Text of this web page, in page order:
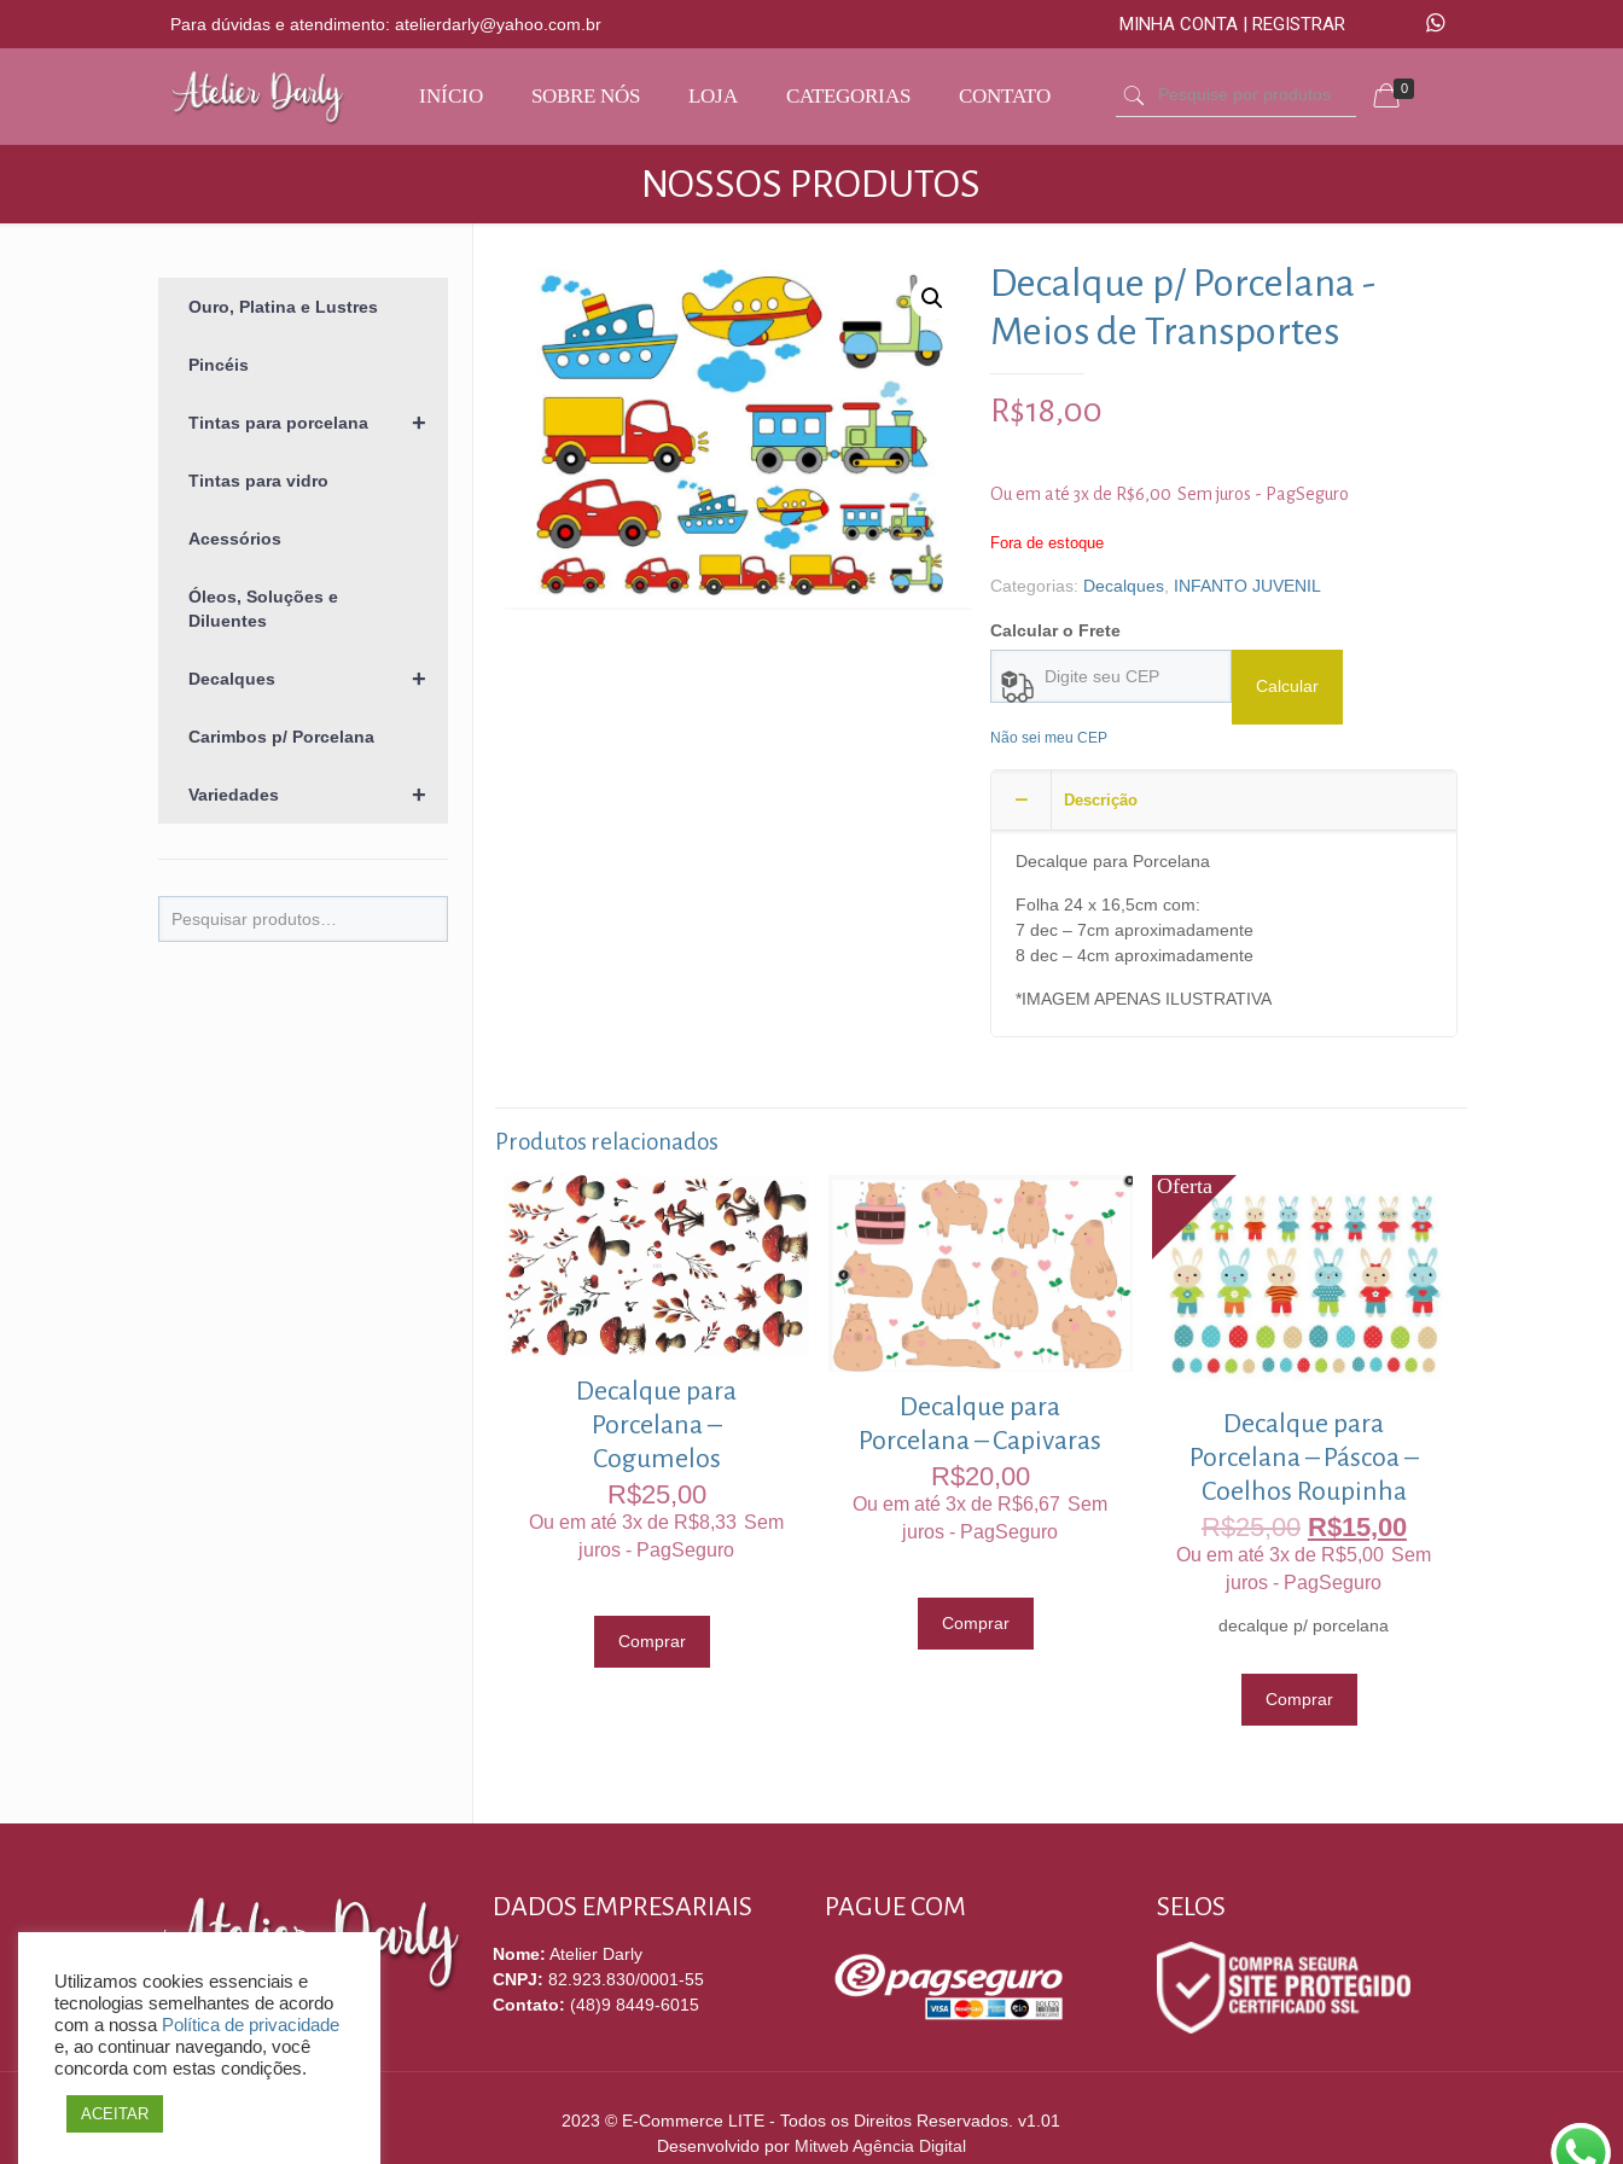
Para dúvidas e atendimento: atelierdarly@yahoo.com.br MINHA CONTA | REGISTRAR
INÍCIO SOBRE NÓS LOJA CATEGORIAS CONTATO 0
NOSSOS PRODUTOS
Decalque p/ Porcelana -
Meios de Transportes
R$18,00
Ou em até 3x de R$6,00 Sem juros - PagSeguro
Fora de estoque
Categorias: Decalques INFANTO JUVENIL
Calcular o Frete
Calcular
Não sei meu CEP
Descrição
Decalque para Porcelana
Folha 24 x 16,5cm com:
7 dec – 7cm aproximadamente
8 dec – 4cm aproximadamente
*IMAGEM APENAS ILUSTRATIVA
Produtos relacionados
Decalque para
Porcelana –
Cogumelos
R$25,00
Ou em até 3x de R$8,33 Sem
juros - PagSeguro
Comprar
Decalque para
Porcelana – Capivaras
R$20,00
Ou em até 3x de R$6,67 Sem
juros - PagSeguro
Comprar
Decalque para
Porcelana – Páscoa –
Coelhos Roupinha
R$25,00 R$15,00
Ou em até 3x de R$5,00 Sem
juros - PagSeguro
decalque p/ porcelana
Comprar
Ouro, Platina e Lustres
Pincéis
+
Tintas para porcelana
Tintas para vidro
Acessórios
Óleos, Soluções e
Diluentes
+
Decalques
Carimbos p/ Porcelana
+
Variedades
DADOS EMPRESARIAIS
Nome: Atelier Darly
CNPJ: 82.923.830/0001-55
Contato: (48)9 8449-6015
PAGUE COM SELOS
2023 © E-Commerce LITE - Todos os Direitos Reservados. v1.01
Desenvolvido por Mitweb Agência Digital
Utilizamos cookies essenciais e
tecnologias semelhantes de acordo
com a nossa Política de privacidade
e, ao continuar navegando, você
concorda com estas condições.
ACEITAR